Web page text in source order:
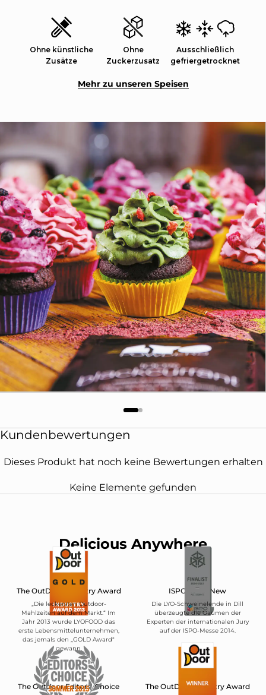
Ohne künstliche
Zusätze
Ohne
Zuckerzusatz
Ausschließlich
gefriergetrocknet
Mehr zu unseren Speisen
Kundenbewertungen
Dieses Produkt hat noch keine Bewertungen erhalten
Keine Elemente gefunden
Delicious Anywhere
The OutDoor Industry Award
„Die leckersten Outdoor-
Mahlzeiten auf dem Markt.“ Im
Jahr 2013 wurde LYOFOOD das
erste Lebensmittelunternehmen,
das jemals den „GOLD Award“
gewann.
ISPO BrandNew
Die LYO-Schweinelende in Dill
überzeugte die Gaumen der
Experten der internationalen Jury
auf der ISPO-Messe 2014.
The Outdoor Editors' Choice The OutDoor Industry Award